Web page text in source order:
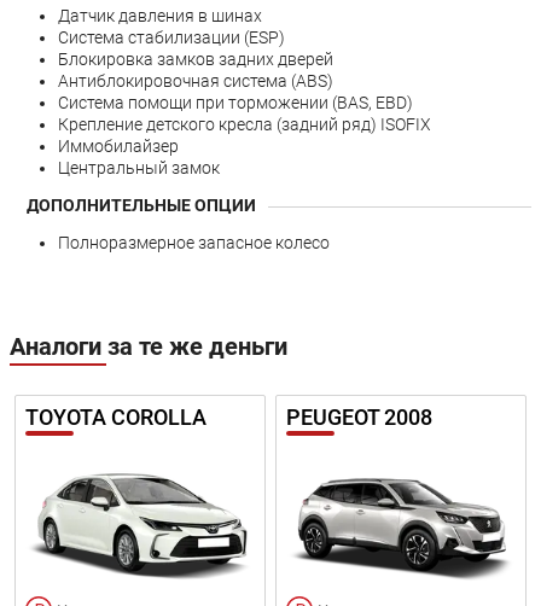
Датчик давления в шинах
Система стабилизации (ESP)
Блокировка замков задних дверей
Антиблокировочная система (ABS)
Система помощи при торможении (BAS, EBD)
Крепление детского кресла (задний ряд) ISOFIX
Иммобилайзер
Центральный замок
ДОПОЛНИТЕЛЬНЫЕ ОПЦИИ
Полноразмерное запасное колесо
Аналоги за те же деньги
TOYOTA COROLLA PEUGEOT 2008